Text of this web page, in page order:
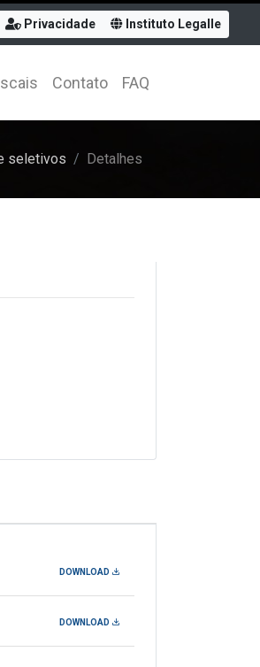
Privacidade Instituto Legalle
Contato FAQ
seletivos Detalhes
DOWNLOAD
DOWNLOAD